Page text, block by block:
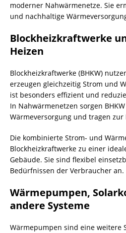
moderner Nahwärmenetze. Sie
und nachhaltige
Blockheizkraftwerke
Heizen
Blockheizkraftwerke (BHKW)
erzeugen gleichzeitig Strom und
ist besonders effizient und
In Nahwärmenetzen sorgen
Wärmeversorgung und tragen zur
Die kombinierte Strom- und
Blockheizkraftwerke zu einer
Gebäude. Sie sind flexibel
Bedürfnissen der Verbraucher an.
Wärmepumpen,
andere Systeme
Wärmepumpen sind eine weitere